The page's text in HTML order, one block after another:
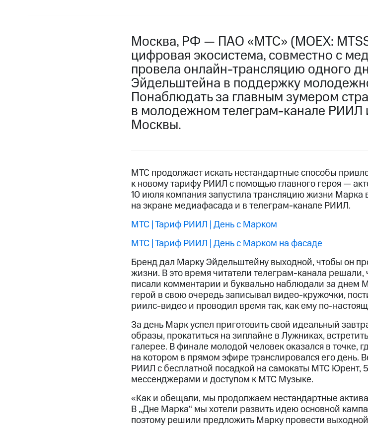
Москва, РФ — ПАО «МТС» (MOEX:
цифровая экосистема, совместно с
провела онлайн-трансляцию одного
Эйдельштейна в поддержку
Понаблюдать за главным зумером
в молодежном телеграм-канале РИИЛ
Москвы.
МТС продолжает искать нестандартные способы
к новому тарифу РИИЛ с помощью главного героя —
10 июля компания запустила трансляцию жизни
на экране медиафасада и в телеграм-канале РИИЛ.
МТС | Тариф РИИЛ | День с Марком
МТС | Тариф РИИЛ | День с Марком на фасаде
Бренд дал Марку Эйдельштейну выходной, чтобы он
жизни. В это время читатели телеграм-канала решали,
писали комментарии и буквально наблюдали за днем
герой в свою очередь записывал видео-кружочки,
риилс-видео и проводил время так, как ему по-
За день Марк успел приготовить свой идеальный
образы, прокатиться на зиплайне в Лужниках,
галерее. В финале молодой человек оказался в точке,
на котором в прямом эфире транслировался его день.
РИИЛ с бесплатной посадкой на самокаты МТС Юрент,
мессенджерами и доступом к МТС Музыке.
«Как и обещали, мы продолжаем нестандартные
В „Дне Марка“ мы хотели развить идею основной
поэтому решили предложить Марку провести